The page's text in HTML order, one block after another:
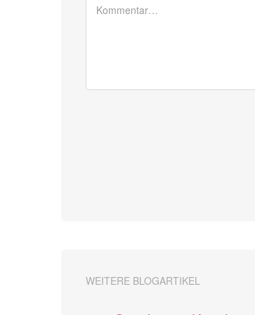
WEITERE BLOGARTIKEL